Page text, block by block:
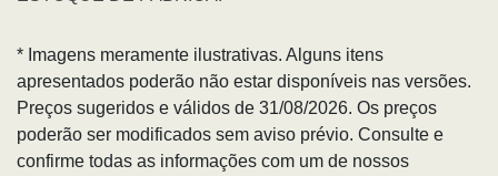
* Imagens meramente ilustrativas. Alguns itens
apresentados poderão não estar disponíveis nas versões.
Preços sugeridos e válidos de 31/08/2026. Os preços
poderão ser modificados sem aviso prévio. Consulte e
confirme todas as informações com um de nossos